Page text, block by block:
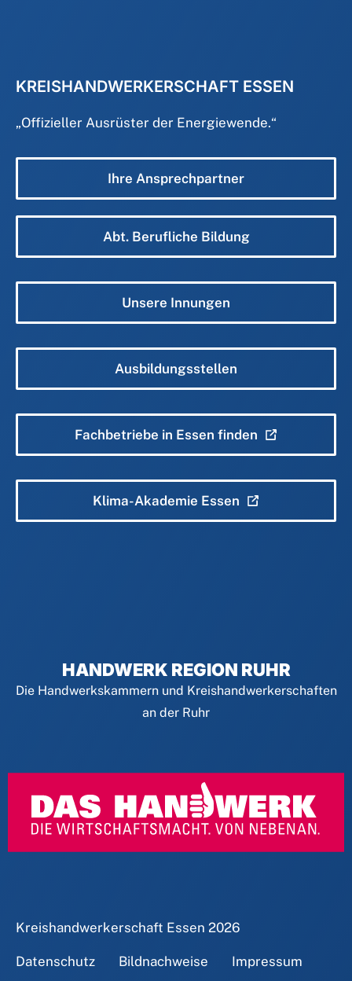
KREISHANDWERKERSCHAFT ESSEN
„Offizieller Ausrüster der Energiewende.“
Ihre Ansprechpartner
Abt. Berufliche Bildung
Unsere Innungen
Ausbildungsstellen
Fachbetriebe in Essen finden
Klima-Akademie Essen
HANDWERK REGION RUHR
Die Handwerkskammern und Kreishandwerkerschaften
an der Ruhr
Kreishandwerkerschaft Essen 2026
Datenschutz Bildnachweise Impressum